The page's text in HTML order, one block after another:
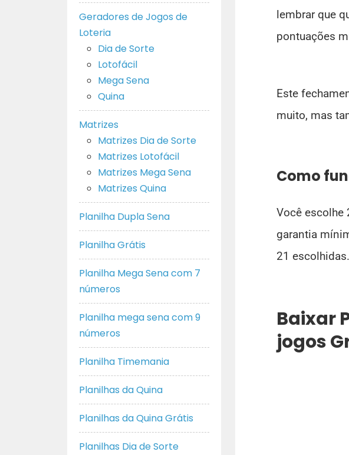
lembrar que
pontuações
Este
muito, mas
Como
Você escolhe
garantia
21 escolhidas.
Baixar
jogos
Geradores de Jogos de
Loteria
Dia de Sorte
Lotofácil
Mega Sena
Quina
Matrizes
Matrizes Dia de Sorte
Matrizes Lotofácil
Matrizes Mega Sena
Matrizes Quina
Planilha Dupla Sena
Planilha Grátis
Planilha Mega Sena com 7
números
Planilha mega sena com 9
números
Planilha Timemania
Planilhas da Quina
Planilhas da Quina Grátis
Planilhas Dia de Sorte